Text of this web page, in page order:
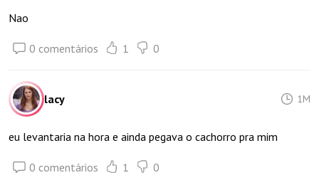
Nao
0 comentários 1 0
lacy 1M
eu levantaria na hora e ainda pegava o cachorro pra mim
0 comentários 1 0